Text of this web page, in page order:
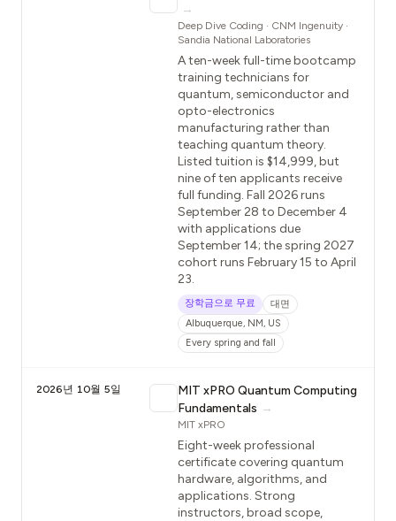
→
Deep Dive Coding · CNM Ingenuity ·
Sandia National Laboratories
A ten-week full-time bootcamp
training technicians for
quantum, semiconductor and
opto-electronics
manufacturing rather than
teaching quantum theory.
Listed tuition is $14,999, but
nine of ten applicants receive
full funding. Fall 2026 runs
September 28 to December 4
with applications due
September 14; the spring 2027
cohort runs February 15 to April
23.
장학금으로 무료
대면
Albuquerque, NM, US
Every spring and fall
2026년 10월 5일
MIT xPRO Quantum Computing
Fundamentals →
MIT xPRO
Eight-week professional
certificate covering quantum
hardware, algorithms, and
applications. Strong
instructors, broad scope,